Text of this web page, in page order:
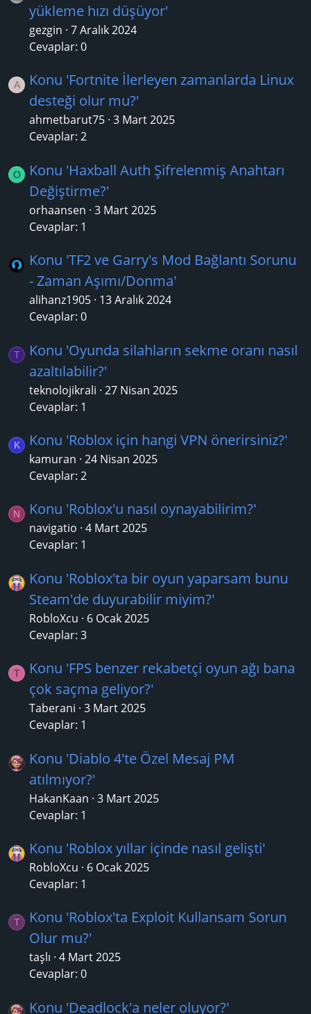
yükleme hızı düşüyor'
gezgin 7 Aralık 2024
Cevaplar: 0
A
Konu 'Fortnite İlerleyen zamanlarda Linux
desteği olur mu?'
ahmetbarut75 3 Mart 2025
Cevaplar: 2
O
Konu 'Haxball Auth Şifrelenmiş Anahtarı
Değiştirme?'
orhaansen 3 Mart 2025
Cevaplar: 1
Konu 'TF2 ve Garry's Mod Bağlantı Sorunu
- Zaman Aşımı/Donma'
alihanz1905 13 Aralık 2024
Cevaplar: 0
T
Konu 'Oyunda silahların sekme oranı nasıl
azaltılabilir?'
teknolojikrali 27 Nisan 2025
Cevaplar: 1
K Konu 'Roblox için hangi VPN önerirsiniz?'
kamuran 24 Nisan 2025
Cevaplar: 2
N Konu 'Roblox'u nasıl oynayabilirim?'
navigatio 4 Mart 2025
Cevaplar: 1
Konu 'Roblox'ta bir oyun yaparsam bunu
Steam'de duyurabilir miyim?'
RobloXcu
6 Ocak 2025
Cevaplar: 3
T
Konu 'FPS benzer rekabetçi oyun ağı bana
çok saçma geliyor?'
Taberani 3 Mart 2025
Cevaplar: 1
Konu 'Diablo 4'te Özel Mesaj PM
atılmıyor?'
HakanKaan 3 Mart 2025
Cevaplar: 1
Konu 'Roblox yıllar içinde nasıl gelişti'
RobloXcu
6 Ocak 2025
Cevaplar: 1
T
Konu 'Roblox'ta Exploit Kullansam Sorun
Olur mu?'
taşlı 4 Mart 2025
Cevaplar: 0
Konu 'Deadlock'a neler oluyor?'